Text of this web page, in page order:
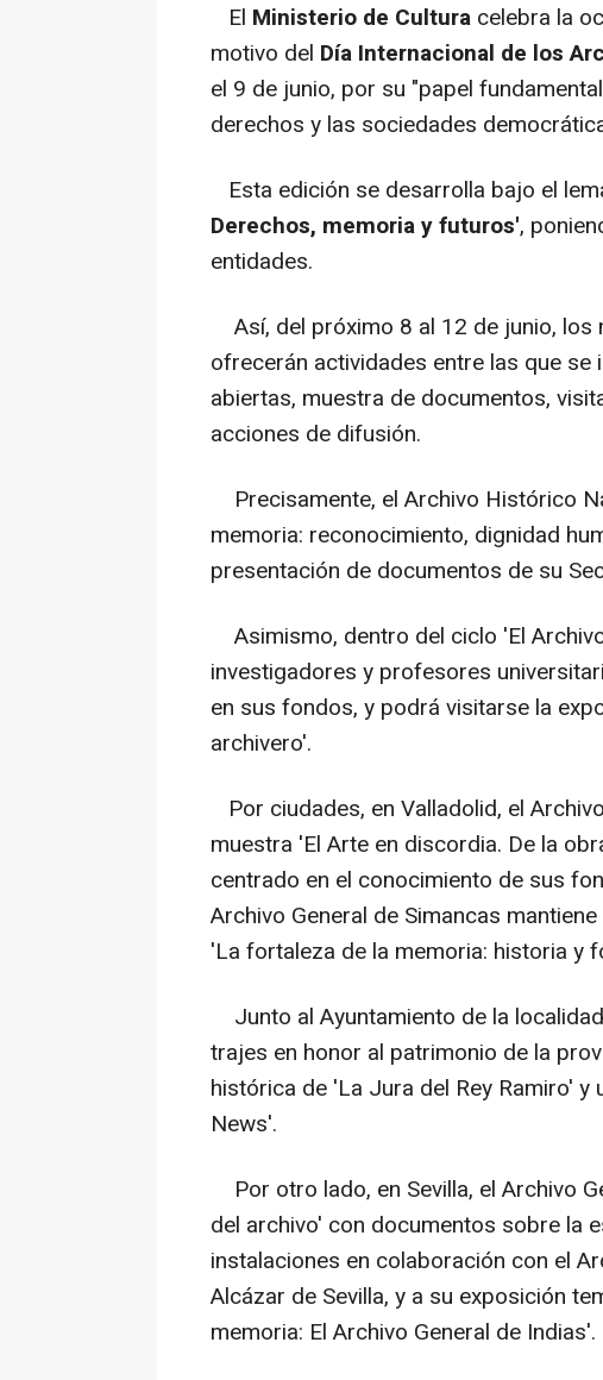
El Ministerio de Cultura celebra la
motivo del Día Internacional de los
el 9 de junio, por su "papel
derechos y las sociedades
Esta edición se desarrolla bajo el
Derechos, memoria y futuros',
entidades.
Así, del próximo 8 al 12 de junio, los
ofrecerán actividades entre las que se
abiertas, muestra de documentos,
acciones de difusión.
Precisamente, el Archivo Histórico
memoria: reconocimiento, dignidad
presentación de documentos de su
Asimismo, dentro del ciclo 'El
investigadores y profesores
en sus fondos, y podrá visitarse la
archivero'.
Por ciudades, en Valladolid, el
muestra 'El Arte en discordia. De la
centrado en el conocimiento de sus
Archivo General de Simancas
'La fortaleza de la memoria: historia y
Junto al Ayuntamiento de la
trajes en honor al patrimonio de la
histórica de 'La Jura del Rey Ramiro'
News'.
Por otro lado, en Sevilla, el Archivo
del archivo' con documentos sobre la
instalaciones en colaboración con el
Alcázar de Sevilla, y a su exposición
memoria: El Archivo General de Indias'.